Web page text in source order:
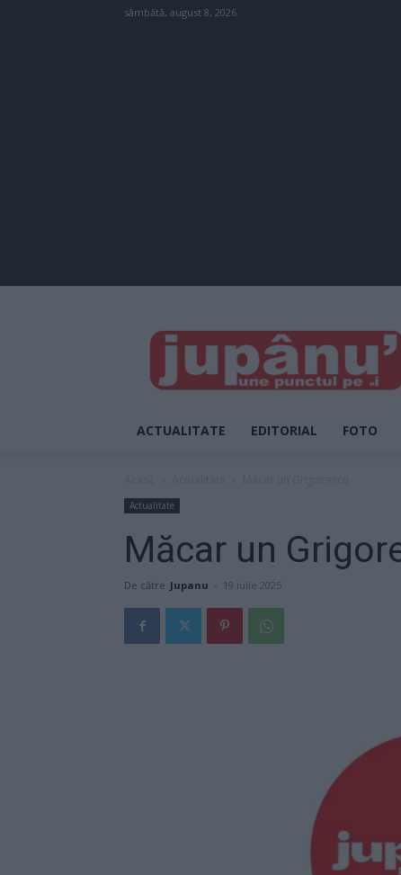
sâmbătă, august 8, 2026
JUPÂNU'
ACTUALITATE EDITORIAL FOTO
Actualitate
Măcar un
De către Jupanu - 19 iulie 2025